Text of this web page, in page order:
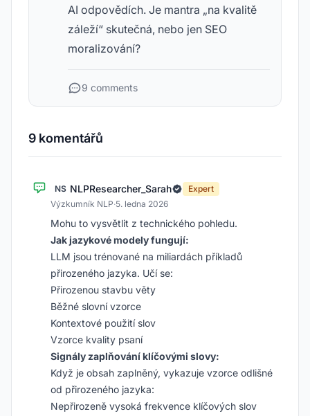
AI odpovědích. Je mantra „na kvalitě
záleží“ skutečná, nebo jen SEO
moralizování?
9 comments
9 komentářů
NS NLPResearcher_Sarah
Expert
Výzkumník NLP·5. ledna 2026
Mohu to vysvětlit z technického pohledu.
Jak jazykové modely fungují:
LLM jsou trénované na miliardách příkladů
přirozeného jazyka. Učí se:
Přirozenou stavbu věty
Běžné slovní vzorce
Kontextové použití slov
Vzorce kvality psaní
Signály zaplňování klíčovými slovy:
Když je obsah zaplněný, vykazuje vzorce odlišné
od přirozeného jazyka:
Nepřirozeně vysoká frekvence klíčových slov